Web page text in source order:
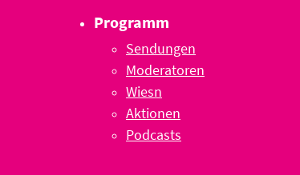
Programm
Sendungen
Moderatoren
Wiesn
Aktionen
Podcasts